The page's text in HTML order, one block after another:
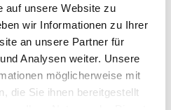
auf unsere Website zu
wir Informationen zu Ihrer
an unsere Partner für
Analysen weiter. Unsere
möglicherweise mit
die Sie ihnen bereitgestellt
personnes
Beef
de tournesol